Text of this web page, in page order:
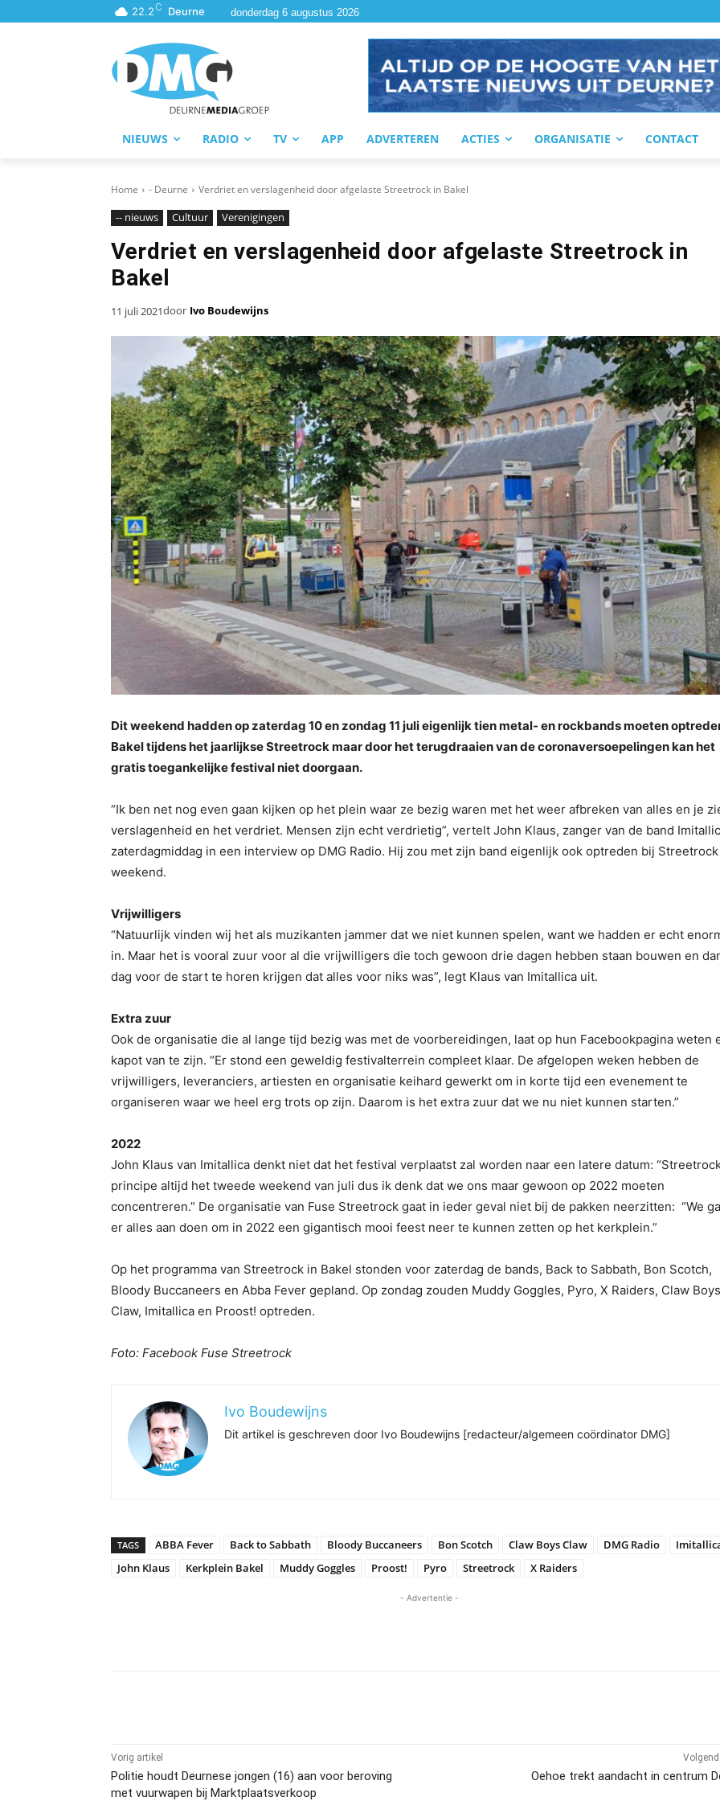
22.2C Deurne donderdag 6 augustus 2026
NIEUWS RADIO TV APP ADVERTEREN ACTIES ORGANISATIE CONTACT
Home - Deurne Verdriet en verslagenheid door afgelaste Streetrock in Bakel
-- nieuws Cultuur Verenigingen
Verdriet en verslagenheid door afgelaste Streetrock in
Bakel
11 juli 2021door Ivo Boudewijns
Dit weekend hadden op zaterdag 10 en zondag 11 juli eigenlijk tien metal- en rockbands moeten
Bakel tijdens het jaarlijkse Streetrock maar door het terugdraaien van de coronaversoepelingen kan het
gratis toegankelijke festival niet doorgaan.
“Ik ben net nog even gaan kijken op het plein waar ze bezig waren met het weer afbreken van alles en je
verslagenheid en het verdriet. Mensen zijn echt verdrietig”, vertelt John Klaus, zanger van de band
zaterdagmiddag in een interview op DMG Radio. Hij zou met zijn band eigenlijk ook optreden bij
weekend.
Vrijwilligers
“Natuurlijk vinden wij het als muzikanten jammer dat we niet kunnen spelen, want we hadden er echt
in. Maar het is vooral zuur voor al die vrijwilligers die toch gewoon drie dagen hebben staan bouwen en
dag voor de start te horen krijgen dat alles voor niks was”, legt Klaus van Imitallica uit.
Extra zuur
Ook de organisatie die al lange tijd bezig was met de voorbereidingen, laat op hun Facebookpagina weten
kapot van te zijn. “Er stond een geweldig festivalterrein compleet klaar. De afgelopen weken hebben de
vrijwilligers, leveranciers, artiesten en organisatie keihard gewerkt om in korte tijd een evenement te
organiseren waar we heel erg trots op zijn. Daarom is het extra zuur dat we nu niet kunnen starten.”
2022
John Klaus van Imitallica denkt niet dat het festival verplaatst zal worden naar een latere datum:
principe altijd het tweede weekend van juli dus ik denk dat we ons maar gewoon op 2022 moeten
concentreren.” De organisatie van Fuse Streetrock gaat in ieder geval niet bij de pakken neerzitten: “We
er alles aan doen om in 2022 een gigantisch mooi feest neer te kunnen zetten op het kerkplein.”
Op het programma van Streetrock in Bakel stonden voor zaterdag de bands, Back to Sabbath, Bon Scotch,
Bloody Buccaneers en Abba Fever gepland. Op zondag zouden Muddy Goggles, Pyro, X Raiders, Claw Boys
Claw, Imitallica en Proost! optreden.
Foto: Facebook Fuse Streetrock
Ivo Boudewijns
Dit artikel is geschreven door Ivo Boudewijns [redacteur/algemeen coördinator DMG]
TAGS ABBA Fever Back to Sabbath Bloody Buccaneers Bon Scotch Claw Boys Claw DMG Radio
John Klaus
Kerkplein Bakel Muddy Goggles Proost! Pyro Streetrock X Raiders
- Advertentie -
Vorig artikel
Politie houdt Deurnese jongen (16) aan voor beroving
met vuurwapen bij Marktplaatsverkoop
Oehoe trekt aandacht in centrum